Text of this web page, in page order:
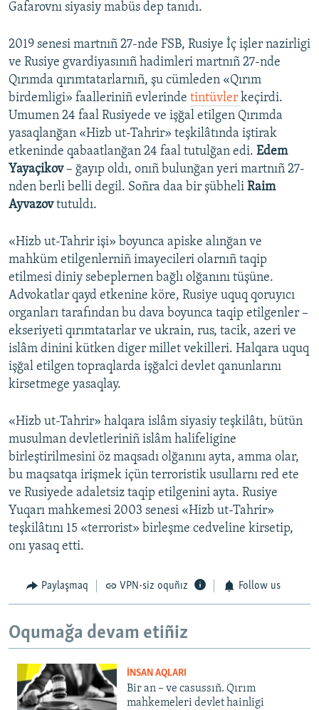
Gafarovnı siyasiy mabüs dep tanıdı.
2019 senesi martnıñ 27-nde FSB, Rusiye İç işler nazirligi
ve Rusiye gvardiyasınıñ hadimleri martnıñ 27-nde
Qırımda qırımtatarlarnıñ, şu cümleden «Qırım
birdemligi» faalleriniñ evlerinde tintüvler keçirdi.
Umumen 24 faal Rusiyede ve işğal etilgen Qırımda
yasaqlanğan «Hizb ut-Tahrir» teşkilâtında iştirak
etkeninde qabaatlanğan 24 faal tutulğan edi. Edem
Yayaçikov– ğayıp oldı, onıñ bulunğan yeri martnıñ 27-
nden berli belli degil. Soñra daa bir şübheli Raim
Ayvazovtutuldı.
«Hizb ut-Tahrir işi» boyunca apiske alınğan ve
mahküm etilgenlerniñ imayecileri olarnıñ taqip
etilmesi diniy sebeplernen bağlı olğanını tüşüne.
Advokatlar qayd etkenine köre, Rusiye uquq qoruyıcı
organları tarafından bu dava boyunca taqip etilgenler –
ekseriyeti qırımtatarlar ve ukrain, rus, tacik, azeri ve
islâm dinini kütken diger millet vekilleri. Halqara uquq
işğal etilgen topraqlarda işğalci devlet qanunlarını
kirsetmege yasaqlay.
«Hizb ut-Tahrir» halqara islâm siyasiy teşkilâtı, bütün
musulman devletleriniñ islâm halifeligine
birleştirilmesini öz maqsadı olğanını ayta, amma olar,
bu maqsatqa irişmek içün terroristik usullarnı red ete
ve Rusiyede adaletsiz taqip etilgenini ayta. Rusiye
Yuqarı mahkemesi 2003 senesi «Hizb ut-Tahrir»
teşkilâtını 15 «terrorist» birleşme cedveline kirsetip,
onı yasaq etti.
Paylaşmaq VPN-siz oquñız Follow us
Oqumağa devam etiñiz
İNSAN AQLARI
Bir an – ve casussıñ. Qırım
mahkemeleri devlet hainligi